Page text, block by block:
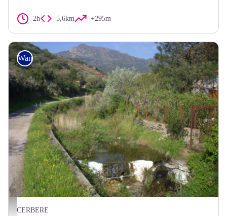
2h 5,6km +295m
sentier des perdreaux - BIT Cerbère
Wandern
CERBERE